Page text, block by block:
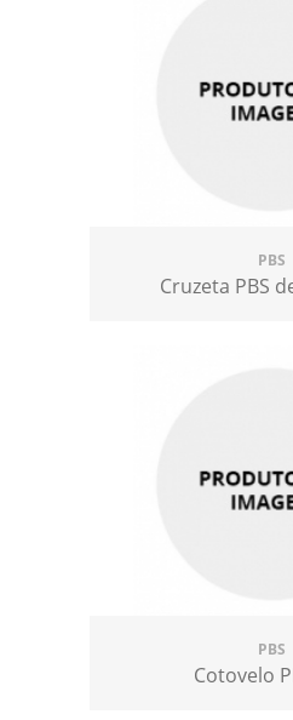
PBS
Cruzeta PBS
PBS
Cotovelo